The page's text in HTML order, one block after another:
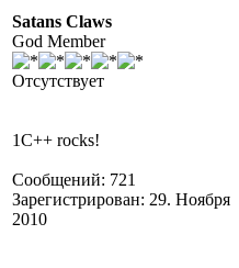
Satans Claws
God Member
Отсутствует
1C++ rocks!
Сообщений: 721
Зарегистрирован: 29. Ноября
2010